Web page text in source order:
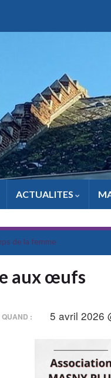
ACTUALITES
de la femme
aux œufs
QUAND : 5 avril 2026